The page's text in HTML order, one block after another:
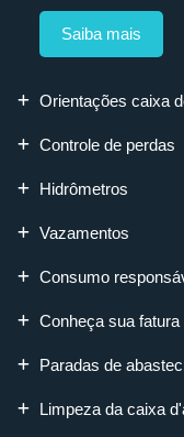
Saiba mais
Orientações caixa
Controle de perdas
Hidrômetros
Vazamentos
Consumo
Conheça sua fatura
Paradas de
Limpeza da caixa